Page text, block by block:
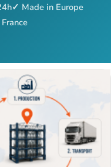
✓ Made in Europe